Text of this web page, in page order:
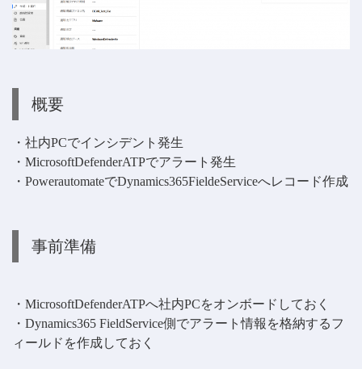
概要
・社内PCでインシデント発生
・MicrosoftDefenderATPでアラート発生
・PowerautomateでDynamics365FieldeServiceへレコード作成
事前準備
・MicrosoftDefenderATPへ社内PCをオンボードしておく
・Dynamics365 FieldService側でアラート情報を格納するフ
ィールドを作成しておく